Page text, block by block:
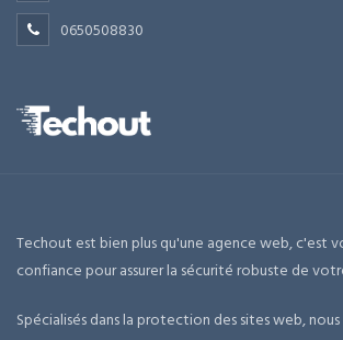
0650508830
Techout est bien plus qu'une agence web, c'est
confiance pour assurer la sécurité robuste de
Spécialisés dans la protection des sites web,